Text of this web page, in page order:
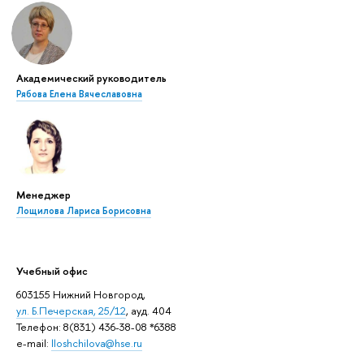
Академический руководитель
Рябова Елена Вячеславовна
Менеджер
Лощилова Лариса Борисовна
Учебный офис
603155 Нижний Новгород,
ул. Б.Печерская, 25/12, ауд. 404
Телефон: 8(831) 436-38-08 *6388
e-mail: lloshchilova@hse.ru